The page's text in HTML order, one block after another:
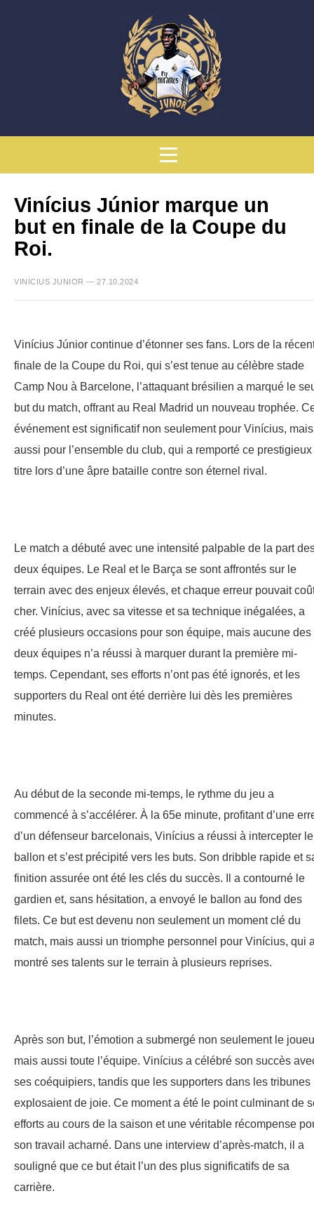
Vinícius Júnior marque un
but en finale de la Coupe du
Roi.
VINICIUS JUNIOR — 27.10.2024
Vinícius Júnior continue d’étonner ses fans. Lors de la
finale de la Coupe du Roi, qui s’est tenue au célèbre stade
Camp Nou à Barcelone, l’attaquant brésilien a marqué le
but du match, offrant au Real Madrid un nouveau trophée.
événement est significatif non seulement pour Vinícius, mais
aussi pour l’ensemble du club, qui a remporté ce prestigieux
titre lors d’une âpre bataille contre son éternel rival.
Le match a débuté avec une intensité palpable de la part
deux équipes. Le Real et le Barça se sont affrontés sur le
terrain avec des enjeux élevés, et chaque erreur pouvait
cher. Vinícius, avec sa vitesse et sa technique inégalées, a
créé plusieurs occasions pour son équipe, mais aucune des
deux équipes n’a réussi à marquer durant la première mi-
temps. Cependant, ses efforts n’ont pas été ignorés, et les
supporters du Real ont été derrière lui dès les premières
minutes.
Au début de la seconde mi-temps, le rythme du jeu a
commencé à s’accélérer. À la 65e minute, profitant d’une
d’un défenseur barcelonais, Vinícius a réussi à intercepter le
ballon et s’est précipité vers les buts. Son dribble rapide et
finition assurée ont été les clés du succès. Il a contourné le
gardien et, sans hésitation, a envoyé le ballon au fond des
filets. Ce but est devenu non seulement un moment clé du
match, mais aussi un triomphe personnel pour Vinícius, qui
montré ses talents sur le terrain à plusieurs reprises.
Après son but, l’émotion a submergé non seulement le
mais aussi toute l’équipe. Vinícius a célébré son succès
ses coéquipiers, tandis que les supporters dans les tribunes
explosaient de joie. Ce moment a été le point culminant de
efforts au cours de la saison et une véritable récompense
son travail acharné. Dans une interview d’après-match, il a
souligné que ce but était l’un des plus significatifs de sa
carrière.